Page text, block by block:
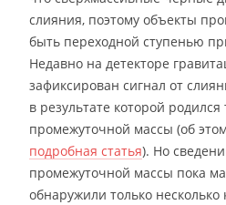
слияния, поэтому объекты
быть переходной ступенью
Недавно на детекторе
зафиксирован сигнал от
в результате которой родился
промежуточной массы (об
подробная статья). Но
промежуточной массы пока
обнаружили только несколько